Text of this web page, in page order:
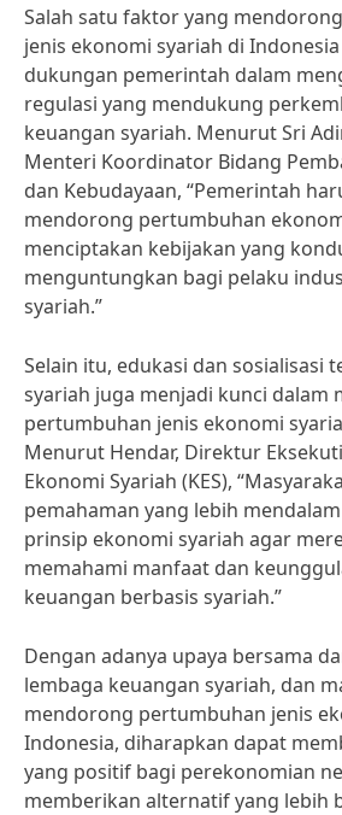
Salah satu faktor yang
jenis ekonomi syariah di
dukungan pemerintah dalam
regulasi yang mendukung
keuangan syariah. Menurut Sri
Menteri Koordinator Bidang
dan Kebudayaan, “Pemerintah
mendorong pertumbuhan
menciptakan kebijakan yang
menguntungkan bagi pelaku
syariah.”
Selain itu, edukasi dan sosialisasi
syariah juga menjadi kunci dalam
pertumbuhan jenis ekonomi
Menurut Hendar, Direktur
Ekonomi Syariah (KES),
pemahaman yang lebih
prinsip ekonomi syariah agar
memahami manfaat dan
keuangan berbasis syariah.”
Dengan adanya upaya bersama
lembaga keuangan syariah, dan
mendorong pertumbuhan jenis
Indonesia, diharapkan dapat
yang positif bagi perekonomian
memberikan alternatif yang lebih